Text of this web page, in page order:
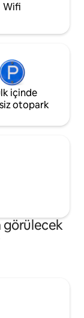
Wifi
içinde
otopark
görülecek